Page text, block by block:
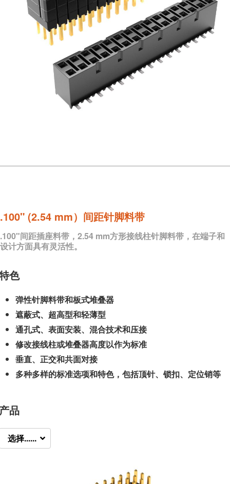
.100" (2.54 mm）间距针脚料带
.100"间距插座料带，2.54 mm方形接线柱针脚料带，在端子和
设计方面具有灵活性。
色
弹性针脚料带和板式堆叠器
遮蔽式、超高型和轻薄型
通孔式、表面安装、混合技术和压接
修改接线柱或堆叠器高度以作为标准
垂直、正交和共面对接
多种多样的标准选项和特色，包括顶针、锁扣、定位销等
品
选择......